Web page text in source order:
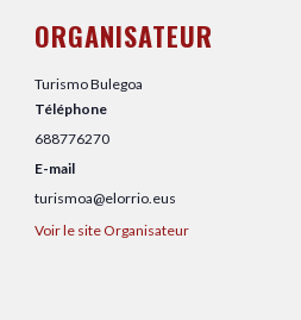
ORGANISATEUR
Turismo Bulegoa
Téléphone
688776270
E-mail
turismoa@elorrio.eus
Voir le site Organisateur